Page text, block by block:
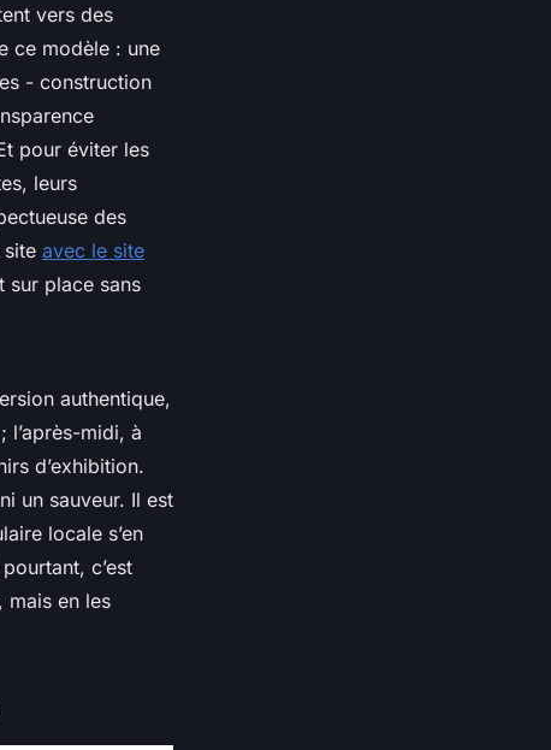
vers des
ce modèle : une
- construction
pour éviter les
leurs
des
avec le site
sur place sans
authentique,
l’après-midi, à
d’exhibition.
un sauveur. Il est
locale s’en
c’est
mais en les